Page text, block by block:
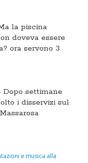
la piscina
doveva essere
ora servono 3
Dopo settimane
i disservizi sul